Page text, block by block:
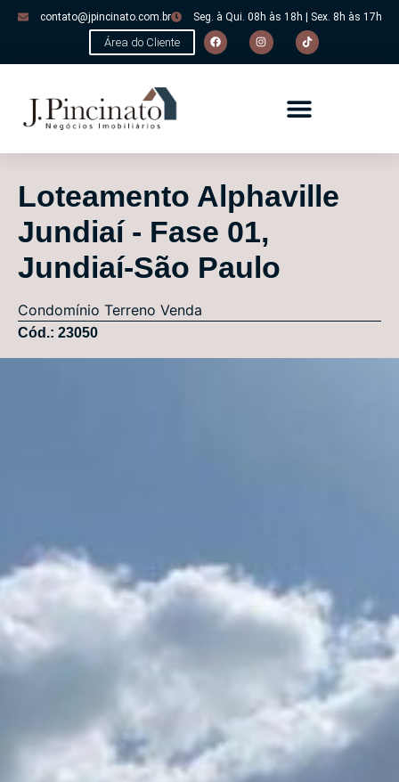
contato@jpincinato.com.br Seg. à Qui. 08h às 18h | Sex. 8h às 17h
Área do Cliente
Loteamento Alphaville
Jundiaí - Fase 01,
Jundiaí-São Paulo
Condomínio Terreno Venda
Cód.: 23050